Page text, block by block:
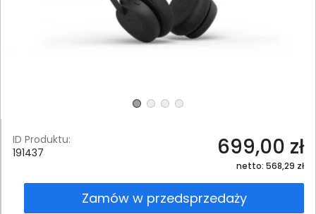
ID Produktu:
191437
699,00 zł
netto: 568,29 zł
Zamów w przedsprzedaży